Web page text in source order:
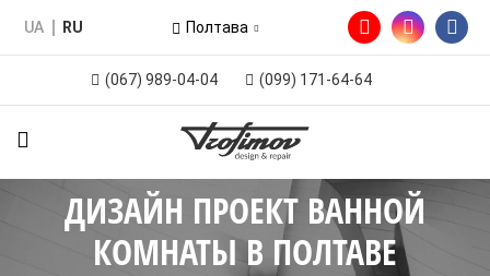
(067) 989-04-04 (099) 171-64-64
UA RU Полтава
ДИЗАЙН ПРОЕКТ ВАННОЙ
КОМНАТЫ В ПОЛТАВЕ